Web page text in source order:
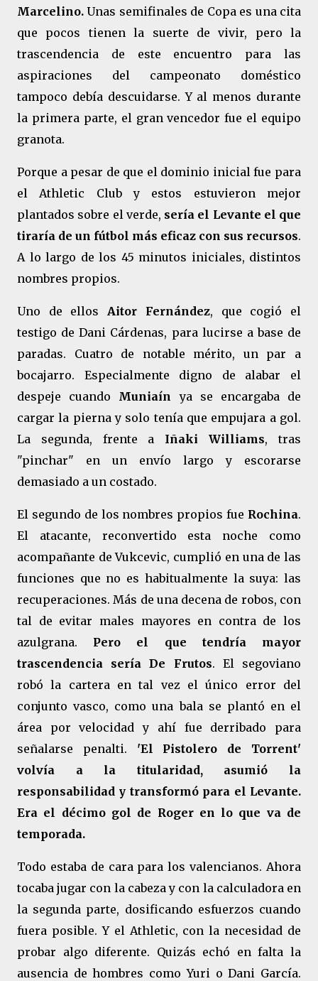
Marcelino. Unas semifinales de Copa es una cita
que pocos tienen la suerte de vivir, pero la
trascendencia de este encuentro para las
aspiraciones del campeonato doméstico
tampoco debía descuidarse. Y al menos durante
la primera parte, el gran vencedor fue el equipo
granota.
Porque a pesar de que el dominio inicial fue para
el Athletic Club y estos estuvieron mejor
plantados sobre el verde, sería el Levante el que
tiraría de un fútbol más eficaz con sus recursos.
A lo largo de los 45 minutos iniciales, distintos
nombres propios.
Uno de ellosAitor Fernández, que cogió el
testigo de Dani Cárdenas, para lucirse a base de
paradas. Cuatro de notable mérito, un par a
bocajarro. Especialmente digno de alabar el
despeje cuando Muniaín ya se encargaba de
cargar la pierna y solo tenía que empujara a gol.
La segunda, frente a Iñaki Williams, tras
"pinchar" en un envío largo y escorarse
demasiado a un costado.
El segundo de los nombres propios fue Rochina.
El atacante, reconvertido esta noche como
acompañante de Vukcevic, cumplió en una de las
funciones que no es habitualmente la suya: las
recuperaciones. Más de una decena de robos, con
tal de evitar males mayores en contra de los
azulgrana. Pero el que tendría mayor
trascendencia sería De Frutos. El segoviano
robó la cartera en tal vez el único error del
conjunto vasco, como una bala se plantó en el
área por velocidad y ahí fue derribado para
señalarse penalti. 'El Pistolero de Torrent'
volvía a la titularidad, asumió la
responsabilidad y transformó para el Levante.
Era el décimo gol de Roger en lo que va de
temporada.
Todo estaba de cara para los valencianos. Ahora
tocaba jugar con la cabeza y con la calculadora en
la segunda parte, dosificando esfuerzos cuando
fuera posible. Y el Athletic, con la necesidad de
probar algo diferente. Quizás echó en falta la
ausencia de hombres como Yuri o Dani García.